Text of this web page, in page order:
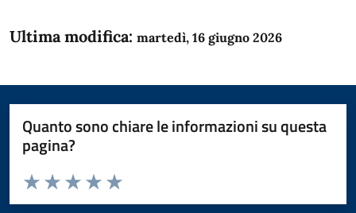
Ultima modifica: martedì, 16 giugno 2026
Quanto sono chiare le informazioni su questa
pagina?
Domanda
Valuta da 1 a 5 stelle la pagina
Valuta 5 stelle su 5
Valuta 4 stelle su 5
Valuta 3 stelle su 5
Valuta 2 stelle su 5
Valuta 1 stelle su 5